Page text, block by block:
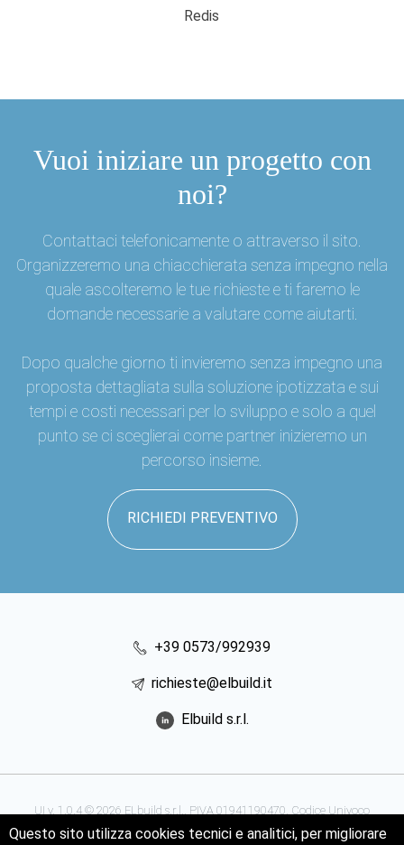
Redis
Vuoi iniziare un progetto con
noi?
Contattaci telefonicamente o attraverso il sito.
Organizzeremo una chiacchierata senza impegno nella
quale ascolteremo le tue richieste e ti faremo le
domande necessarie a valutare come aiutarti.
Dopo qualche giorno ti invieremo senza impegno una
proposta dettagliata sulla soluzione ipotizzata e sui
tempi e costi necessari per lo sviluppo e solo a quel
punto se ci sceglierai come partner inizieremo un
percorso insieme.
RICHIEDI PREVENTIVO
+39 0573/992939
richieste@elbuild.it
Elbuild s.r.l.
UI v. 1.0.4 © 2026 ELbuild s.r.l.. PIVA 01941190470. Codice Univoco
Questo sito utilizza cookies tecnici e analitici, per migliorare